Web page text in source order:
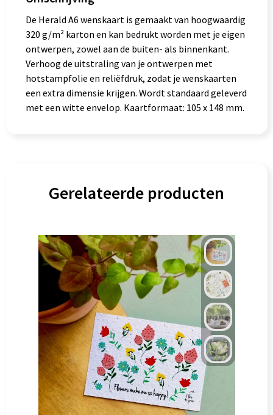
De Herald A6 wenskaart is gemaakt van hoogwaardig
320 g/m² karton en kan bedrukt worden met je eigen
ontwerpen, zowel aan de buiten- als binnenkant.
Verhoog de uitstraling van je ontwerpen met
hotstampfolie en reliëfdruk, zodat je wenskaarten
een extra dimensie krijgen. Wordt standaard geleverd
met een witte envelop. Kaartformaat: 105 x 148 mm.
Gerelateerde producten